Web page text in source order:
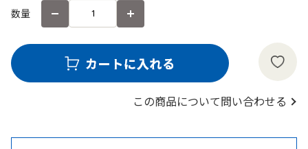
数量
この商品について問い合わせる